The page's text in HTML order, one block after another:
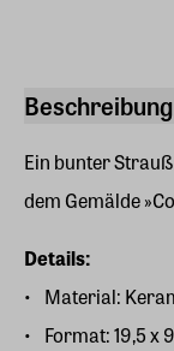
Beschreibung
Ein bunter
dem Gemälde
Details:
Material:
Format: 19,5 x